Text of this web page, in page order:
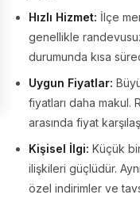
Hızlı Hizmet: İlçe
genellikle
durumunda kısa
Uygun Fiyatlar:
fiyatları daha makul.
arasında fiyat
Kişisel İlgi: Küçük
ilişkileri güçlüdür.
özel indirimler ve